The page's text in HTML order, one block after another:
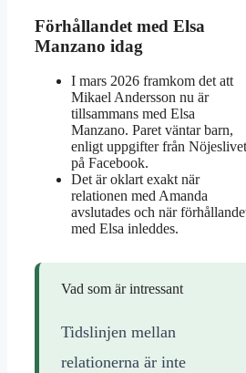
Förhållandet med Elsa
Manzano idag
I mars 2026 framkom det att
Mikael Andersson nu är
tillsammans med Elsa
Manzano. Paret väntar barn,
enligt uppgifter från Nöjeslivet
på Facebook.
Det är oklart exakt när
relationen med Amanda
avslutades och när
med Elsa inleddes.
Vad som är intressant
Tidslinjen mellan
relationerna är inte